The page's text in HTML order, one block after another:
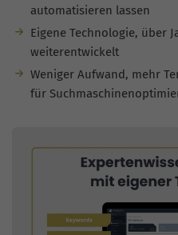
automatisieren lassen
Eigene Technologie, über
weiterentwickelt
Weniger Aufwand, mehr
für